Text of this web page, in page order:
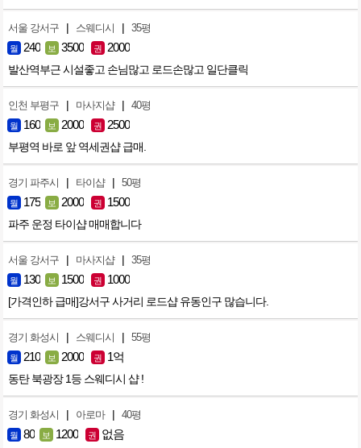
서울 강서구 | 스웨디시 | 35평
월 240 보 3500 권 2000
발산역부근 시설좋고 손님많고 로드손많고 일단클릭
인천 부평구 | 마사지샵 | 40평
월 160 보 2000 권 2500
부평역 바로 앞 역세권샵 급매.
경기 파주시 | 타이샵 | 50평
월 175 보 2000 권 1500
파주 운정 타이샵 매매합니다
서울 강서구 | 마사지샵 | 35평
월 130 보 1500 권 1000
[가격인하 급매]강서구 사거리 로드샵 유동인구 많습니다.
경기 화성시 | 스웨디시 | 55평
월 210 보 2000 권 1억
동탄 북광장 1등 스웨디시 샵 !
경기 화성시 | 아로마 | 40평
월 80 보 1200 권 없음